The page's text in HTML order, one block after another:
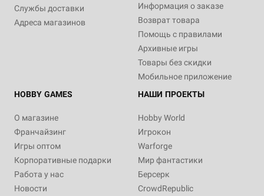
Службы доставки
Адреса магазинов
Информация о заказе
Возврат товара
Помощь с правилами
Архивные игры
Товары без скидки
Мобильное приложение
HOBBY GAMES
О магазине
Франчайзинг
Игры оптом
Корпоративные подарки
Работа у нас
Новости
НАШИ ПРОЕКТЫ
Hobby World
Игрокон
Warforge
Мир фантастики
Берсерк
CrowdRepublic